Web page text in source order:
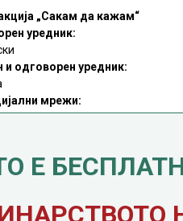
„Сакам да кажам“
уредник:
и одговорен уредник:
мрежи:
текстови е казниво со закон.
содржини (текстови) од оваа
Е